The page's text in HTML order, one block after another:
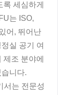
세심하게
는 ISO,
어, 뛰어난
실 공기 여
조 분야에
니다.
서는 전문성